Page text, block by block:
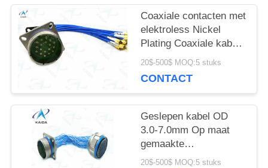
Coaxiale contacten met
elektroless Nickel
Plating Coaxiale kabel
met SMJ-afsluiting
SMJ
20$-500$ MOQ:5 stuks
CONTACT
Geslepen kabel OD
3.0-7.0mm Op maat
gemaakte
D38999/
20$-500$ MOQ:5 stuks